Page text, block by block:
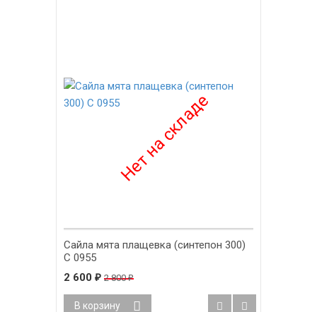
Сайла мята плащевка (синтепон 300)
С 0955
2 600 ₽ 2 800₽
В корзину